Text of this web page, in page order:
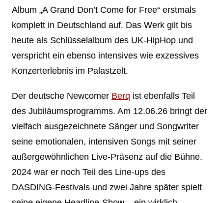
Album „A Grand Don’t Come for Free“ erstmals
komplett in Deutschland auf. Das Werk gilt bis
heute als Schlüsselalbum des UK-HipHop und
verspricht ein ebenso intensives wie exzessives
Konzerterlebnis im Palastzelt.
Der deutsche Newcomer Berq ist ebenfalls Teil
des Jubiläumsprogramms. Am 12.06.26 bringt der
vielfach ausgezeichnete Sänger und Songwriter
seine emotionalen, intensiven Songs mit seiner
außergewöhnlichen Live-Präsenz auf die Bühne.
2024 war er noch Teil des Line-ups des
DASDING-Festivals und zwei Jahre später spielt